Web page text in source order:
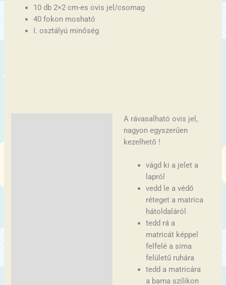
10 db 2×2 cm-es ovis jel/csomag
40 fokon mosható
I. osztályú minőség
A rávasalható ovis jel,
nagyon egyszerűen
kezelhető !
vágd ki a jelet a
lapról
vedd le a védő
réteget a matrica
hátoldaláról
tedd rá a
matricát képpel
felfelé a sima
felületű ruhára
tedd a matricára
a barna szilikon